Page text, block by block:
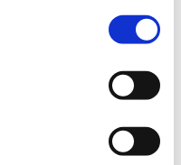
αναγνωρίζω ότι αυτός
το reCAPTCHA και